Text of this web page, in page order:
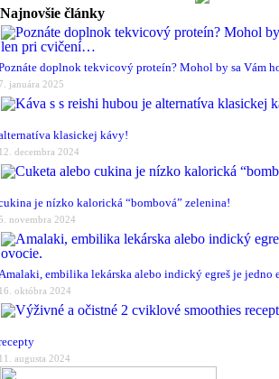
Najnovšie články
doplnok tekvicový proteín? Mohol by sa Vám
januára 2025
klasickej kávy!
decembra 2024
je nízko kalorická “bombová” zelenina!
novembra 2024
embilika lekárska alebo indický egreš je jedno
októbra 2024
augusta 2024